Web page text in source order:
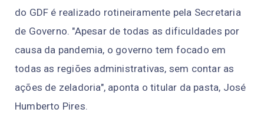
do GDF é realizado rotineiramente pela Secretaria
de Governo. "Apesar de todas as dificuldades por
causa da pandemia, o governo tem focado em
todas as regiões administrativas, sem contar as
ações de zeladoria", aponta o titular da pasta, José
Humberto Pires.